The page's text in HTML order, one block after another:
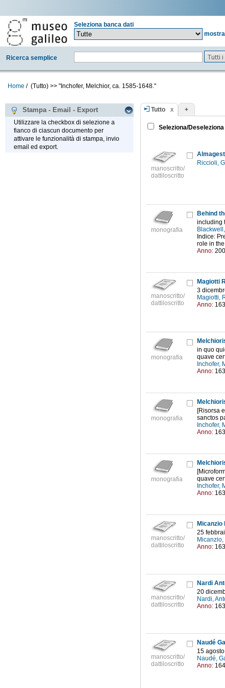
Seleziona banca dati
mostra
Ricerca semplice Tutti
Home / (Tutto) >> "Inchofer, Melchior, ca. 1585-1648."
Stampa - Email - Export
Utilizzare la checkbox di selezione a
fianco di ciascun documento per
attivare le funzionalità di stampa, invio
email ed export.
Tutto +
Seleziona/
manoscritto/
dattiloscritto
Riccioli,
monografia
Behind
including
Indice:
role in
Anno:
manoscritto/
dattiloscritto
Magiotti
3
Magiotti,
Anno:
monografia
in quo
quave
Inchofer,
Anno:
monografia
[Risorsa
sanctos
Inchofer,
Anno:
monografia
quave
Inchofer,
Anno:
manoscritto/
dattiloscritto
Micanzio
25
Anno:
manoscritto/
dattiloscritto
Nardi
20
Nardi,
Anno:
manoscritto/
dattiloscritto
Naudé
15
Naudé,
Anno: